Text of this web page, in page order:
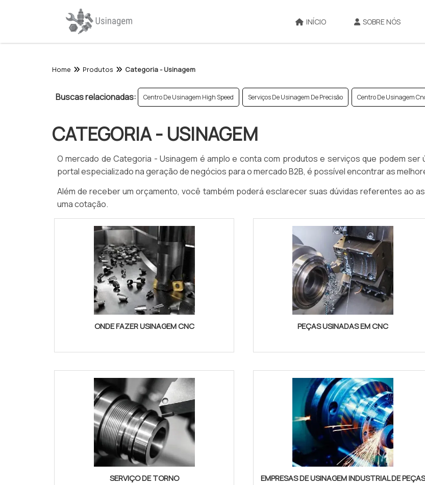
INÍCIO SOBRE NÓS
Home Produtos Categoria - Usinagem
Buscas relacionadas: Centro De Usinagem High Speed Serviços De Usinagem De Precisão Centro De Usinagem
CATEGORIA - USINAGEM
O mercado de Categoria - Usinagem é amplo e conta com produtos e serviços que podem ser
portal especializado na geração de negócios para o mercado B2B, é possível encontrar as
Além de receber um orçamento, você também poderá esclarecer suas dúvidas referentes ao
uma cotação.
ONDE FAZER USINAGEM CNC PEÇAS USINADAS EM CNC
SERVIÇO DE TORNO EMPRESAS DE USINAGEM INDUSTRIAL DE PEÇAS